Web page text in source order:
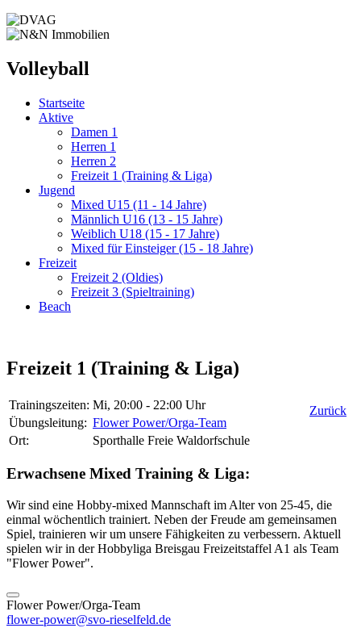
Volleyball
Startseite
Aktive
Damen 1
Herren 1
Herren 2
Freizeit 1 (Training & Liga)
Jugend
Mixed U15 (11 - 14 Jahre)
Männlich U16 (13 - 15 Jahre)
Weiblich U18 (15 - 17 Jahre)
Mixed für Einsteiger (15 - 18 Jahre)
Freizeit
Freizeit 2 (Oldies)
Freizeit 3 (Spieltraining)
Beach
Freizeit 1 (Training & Liga)
Zurück
Trainingszeiten: Mi, 20:00 - 22:00 Uhr
Übungsleitung: Flower Power/Orga-Team
Ort:
Sporthalle Freie Waldorfschule
Erwachsene Mixed Training & Liga:
Wir sind eine Hobby-mixed Mannschaft im Alter von 25-45, die
einmal wöchentlich trainiert. Neben der Freude am gemeinsamen
Spiel, trainieren wir um unsere Fähigkeiten zu verbessern. Aktuell
spielen wir in der Hobbyliga Breisgau Freizeitstaffel A1 als Team
"Flower Power".
Flower Power/Orga-Team
flower-power@svo-rieselfeld.de